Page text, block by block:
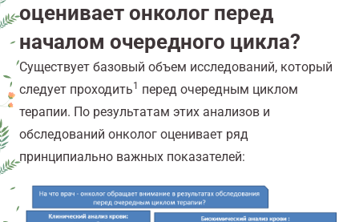
оценивает онколог перед
началом очередного цикла?
Существует базовый объем исследований, который
следует проходить1 перед очередным циклом
терапии. По результатам этих анализов и
обследований онколог оценивает ряд
принципиально важных показателей: